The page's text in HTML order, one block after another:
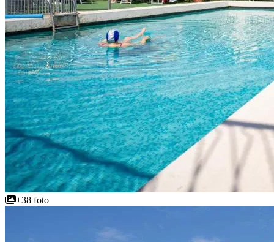
+38 foto